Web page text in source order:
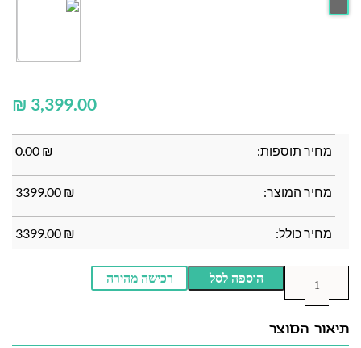
₪
מחיר תוספות: ₪
0.00
מחיר המוצר: ₪
3399.00
מחיר כולל: ₪
3399.00
הוספה לסל רכישה מהירה
תיאור המוצר